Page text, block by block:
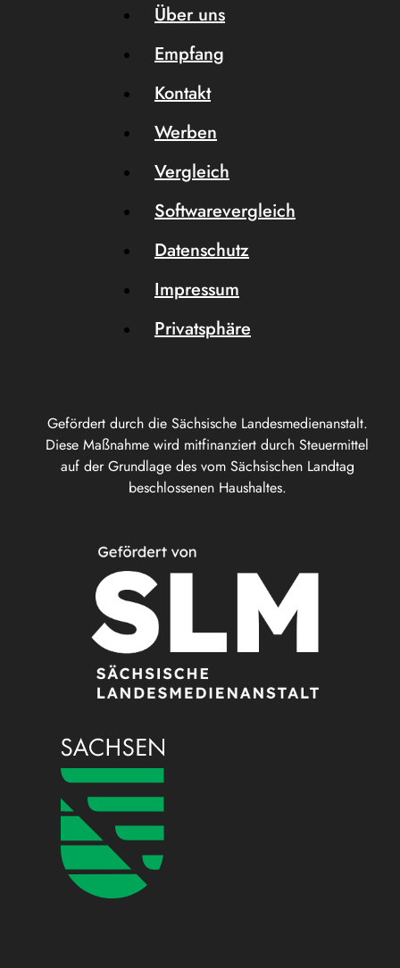
Gefördert durch die Sächsische Landesmedienanstalt.
Diese Maßnahme wird mitfinanziert durch Steuermittel
auf der Grundlage des vom Sächsischen Landtag
beschlossenen Haushaltes.
Über uns
Empfang
Kontakt
Werben
Vergleich
Softwarevergleich
Datenschutz
Impressum
Privatsphäre